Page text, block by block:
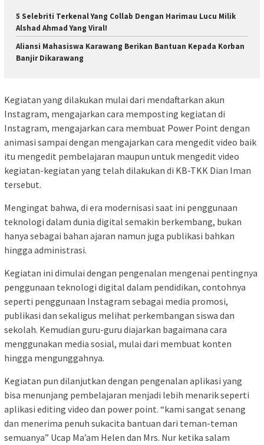
5 Selebriti Terkenal Yang Collab Dengan Harimau Lucu Milik
Alshad Ahmad Yang Viral!
Aliansi Mahasiswa Karawang Berikan Bantuan Kepada Korban
Banjir Dikarawang
Kegiatan yang dilakukan mulai dari mendaftarkan akun
Instagram, mengajarkan cara memposting kegiatan di
Instagram, mengajarkan cara membuat Power Point dengan
animasi sampai dengan mengajarkan cara mengedit video baik
itu mengedit pembelajaran maupun untuk mengedit video
kegiatan-kegiatan yang telah dilakukan di KB-TKK Dian Iman
tersebut.
Mengingat bahwa, di era modernisasi saat ini penggunaan
teknologi dalam dunia digital semakin berkembang, bukan
hanya sebagai bahan ajaran namun juga publikasi bahkan
hingga administrasi.
Kegiatan ini dimulai dengan pengenalan mengenai pentingnya
penggunaan teknologi digital dalam pendidikan, contohnya
seperti penggunaan Instagram sebagai media promosi,
publikasi dan sekaligus melihat perkembangan siswa dan
sekolah. Kemudian guru-guru diajarkan bagaimana cara
menggunakan media sosial, mulai dari membuat konten
hingga mengunggahnya.
Kegiatan pun dilanjutkan dengan pengenalan aplikasi yang
bisa menunjang pembelajaran menjadi lebih menarik seperti
aplikasi editing video dan power point. “kami sangat senang
dan menerima penuh sukacita bantuan dari teman-teman
semuanya” Ucap Ma’am Helen dan Mrs. Nur ketika salam